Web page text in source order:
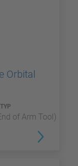
Orbital
of Arm Tool)